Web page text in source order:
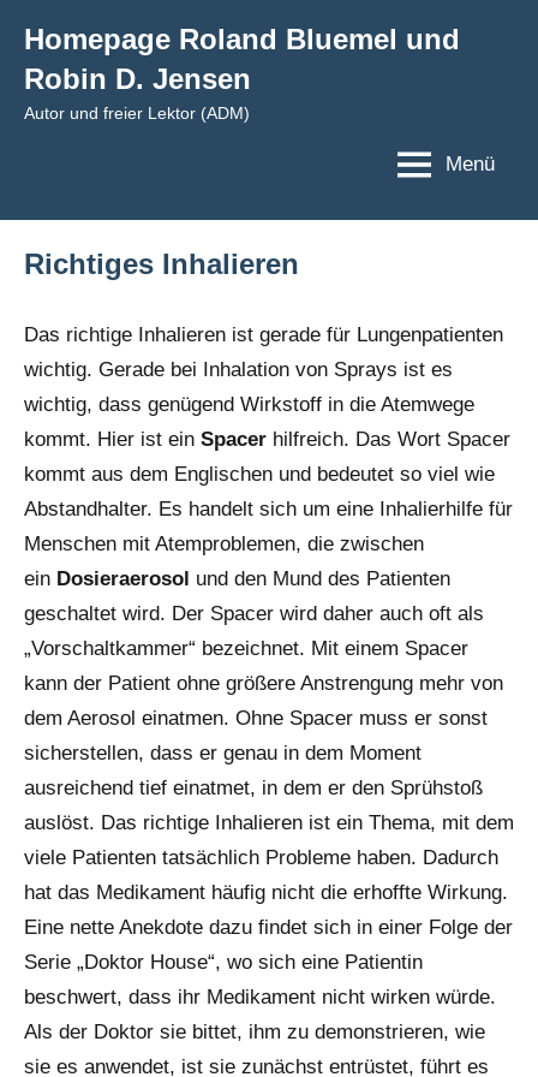
Inhalt
springen
Homepage Roland Bluemel und
Robin D. Jensen
Autor und freier Lektor (ADM)
Menü
Richtiges Inhalieren
Das richtige Inhalieren ist gerade für Lungenpatienten
wichtig. Gerade bei Inhalation von Sprays ist es
wichtig, dass genügend Wirkstoff in die Atemwege
kommt. Hier ist ein Spacer hilfreich. Das Wort Spacer
kommt aus dem Englischen und bedeutet so viel wie
Abstandhalter. Es handelt sich um eine Inhalierhilfe für
Menschen mit Atemproblemen, die zwischen
ein Dosieraerosol und den Mund des Patienten
geschaltet wird. Der Spacer wird daher auch oft als
„Vorschaltkammer“ bezeichnet. Mit einem Spacer
kann der Patient ohne größere Anstrengung mehr von
dem Aerosol einatmen. Ohne Spacer muss er sonst
sicherstellen, dass er genau in dem Moment
ausreichend tief einatmet, in dem er den Sprühstoß
auslöst. Das richtige Inhalieren ist ein Thema, mit dem
viele Patienten tatsächlich Probleme haben. Dadurch
hat das Medikament häufig nicht die erhoffte Wirkung.
Eine nette Anekdote dazu findet sich in einer Folge der
Serie „Doktor House“, wo sich eine Patientin
beschwert, dass ihr Medikament nicht wirken würde.
Als der Doktor sie bittet, ihm zu demonstrieren, wie
sie es anwendet, ist sie zunächst entrüstet, führt es